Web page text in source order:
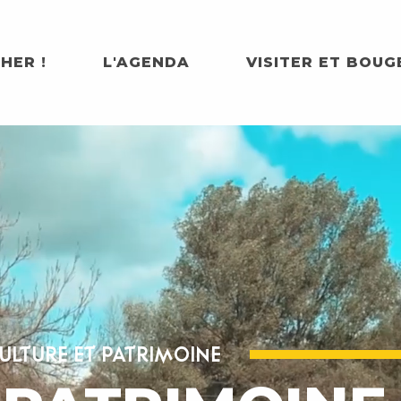
! L'AGENDA VISITER ET
ET PATRIMOINE